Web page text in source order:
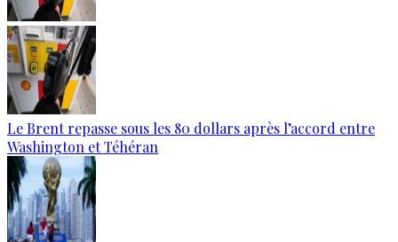
Le Brent repasse sous les 80 dollars après l’accord entre
Washington et Téhéran